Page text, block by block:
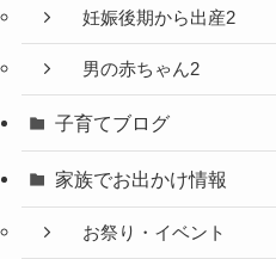
妊娠後期から出産2
男の赤ちゃん2
子育てブログ
家族でお出かけ情報
お祭り・イベント